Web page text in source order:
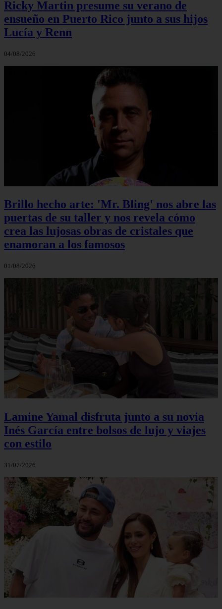
Ricky Martin presume su verano de
ensueño en Puerto Rico junto a sus hijos
Lucía y Renn
04/08/2026
Brillo hecho arte: 'Mr. Bling' nos abre las
puertas de su taller y nos revela cómo
crea las lujosas obras de cristales que
enamoran a los famosos
01/08/2026
Lamine Yamal disfruta junto a su novia
Inés García entre bolsos de lujo y viajes
con estilo
31/07/2026